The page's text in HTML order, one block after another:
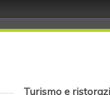
Turismo e